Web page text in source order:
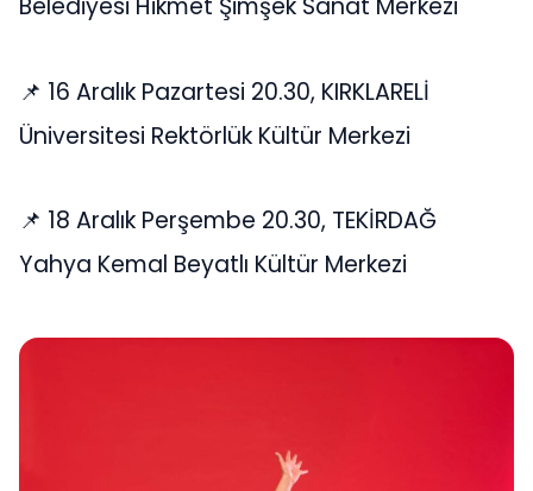
Belediyesi Hikmet Şimşek Sanat Merkezi
📌 16 Aralık Pazartesi 20.30, KIRKLARELİ
Üniversitesi Rektörlük Kültür Merkezi
📌 18 Aralık Perşembe 20.30, TEKİRDAĞ
Yahya Kemal Beyatlı Kültür Merkezi